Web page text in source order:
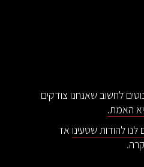
לחשוב שאנחנו צודקים
האמת.
לנו להודות שטעינו אז